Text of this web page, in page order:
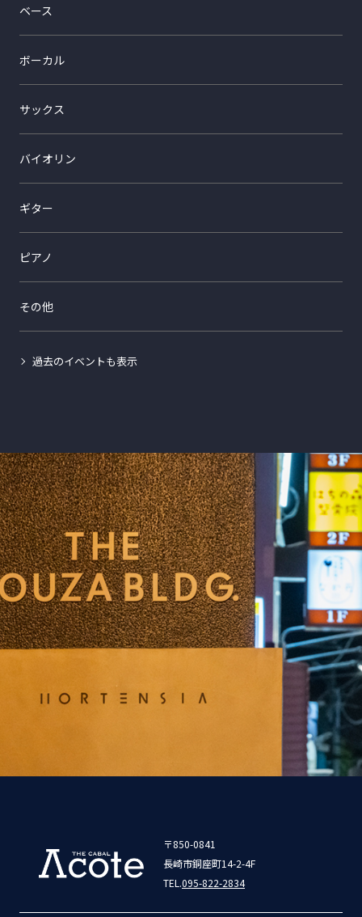
ベース
ボーカル
サックス
バイオリン
ギター
ピアノ
その他
過去のイベントも表示
〒850-0841
長崎市銅座町14-2-4F
TEL.095-822-2834